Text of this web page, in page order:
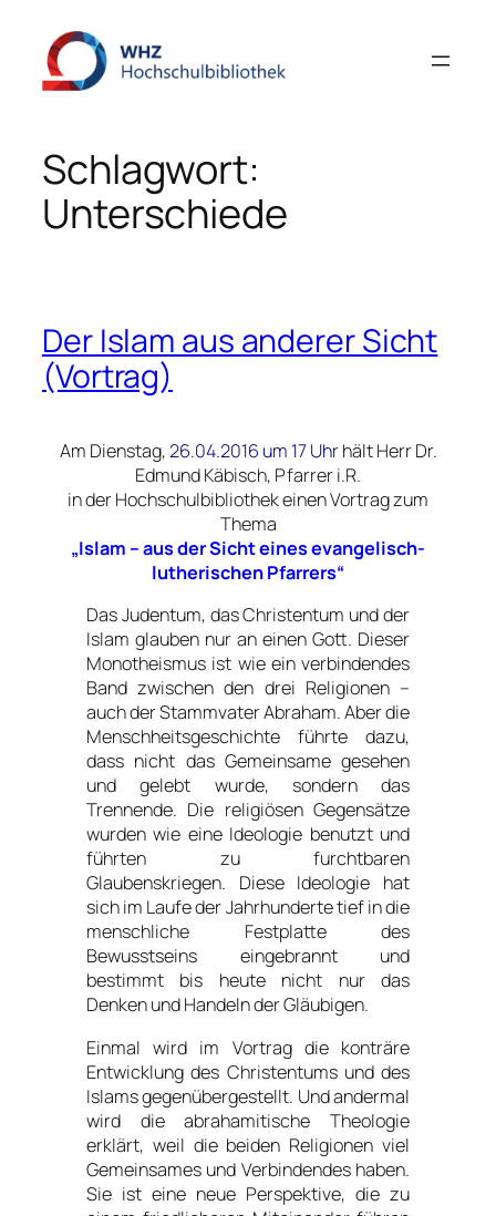
Inhalt
springen
Schlagwort:
Unterschiede
Der Islam aus anderer Sicht
(Vortrag)
Am Dienstag,26.04.2016 um 17 Uhrhält HerrDr.
Edmund Käbisch, Pfarrer i.R.
in der Hochschulbibliothek einen Vortrag zum
Thema
„Islam – aus der Sicht eines evangelisch-
lutherischen Pfarrers“
Das Judentum, das Christentum und der
Islam glauben nur an einen Gott. Dieser
Monotheismus ist wie ein verbindendes
Band zwischen den drei Religionen –
auch der Stammvater Abraham. Aber die
Menschheitsgeschichte führte dazu,
dass nicht das Gemeinsame gesehen
und gelebt wurde, sondern das
Trennende. Die religiösen Gegensätze
wurden wie eine Ideologie benutzt und
führten zu furchtbaren
Glaubenskriegen. Diese Ideologie hat
sich im Laufe der Jahrhunderte tief in die
menschliche Festplatte des
Bewusstseins eingebrannt und
bestimmt bis heute nicht nur das
Denken und Handeln der Gläubigen.
Einmal wird im Vortrag die konträre
Entwicklung des Christentums und des
Islams gegenübergestellt. Und andermal
wird die abrahamitische Theologie
erklärt, weil die beiden Religionen viel
Gemeinsames und Verbindendes haben.
Sie ist eine neue Perspektive, die zu